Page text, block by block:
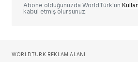
Sizin adınız*
Abone olduğunuzda WorldTürk'ün
kabul etmiş olursunuz.
WORLDTURK REKLAM ALANI